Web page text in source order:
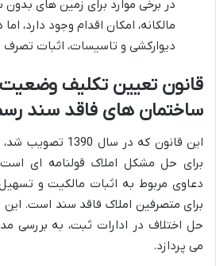
در برخی موارد برای زمین های بدون
مالکانه، امکان اقدام وجود دارد،
دیوارکشی و تاسیسات، اثبات تصرف
قانون تعیین تکلیف وضعیت
ساختمان های فاقد سند
این قانون که در
برای حل مشکل املاک قولنامه ای
دعاوی مربوط به اثبات مالکیت و
برای متصرفین املاک فاقد سند است.
حل اختلاف در ادارات ثبت، به بررسی
می پردازد.